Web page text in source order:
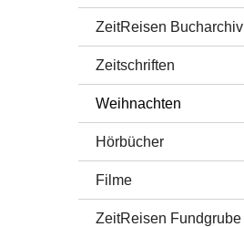
ZeitReisen Bucharchiv
Zeitschriften
Weihnachten
Hörbücher
Filme
ZeitReisen Fundgrube